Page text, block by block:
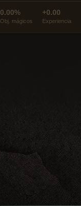
0.00%
Obj. mágicos
+0.00
Experiencia